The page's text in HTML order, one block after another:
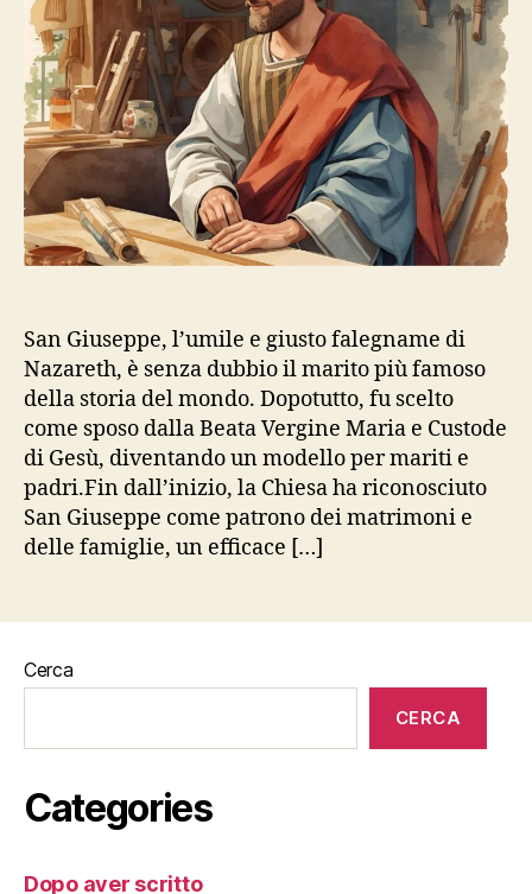
San Giuseppe, l’umile e giusto falegname di
Nazareth, è senza dubbio il marito più famoso
della storia del mondo. Dopotutto, fu scelto
come sposo dalla Beata Vergine Maria e Custode
di Gesù, diventando un modello per mariti e
padri.Fin dall’inizio, la Chiesa ha riconosciuto
San Giuseppe come patrono dei matrimoni e
delle famiglie, un efficace […]
Cerca
CERCA
Categories
Dopo aver scritto